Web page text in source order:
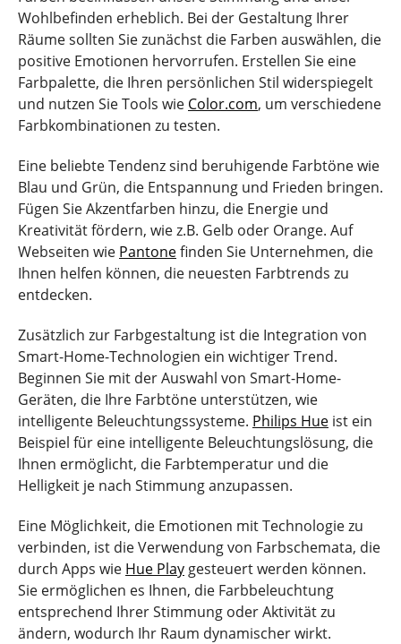
Wohlbefinden erheblich. Bei der Gestaltung Ihrer
Räume sollten Sie zunächst die Farben auswählen, die
positive Emotionen hervorrufen. Erstellen Sie eine
Farbpalette, die Ihren persönlichen Stil widerspiegelt
und nutzen Sie Tools wie Color.com, um verschiedene
Farbkombinationen zu testen.
Eine beliebte Tendenz sind beruhigende Farbtöne wie
Blau und Grün, die Entspannung und Frieden bringen.
Fügen Sie Akzentfarben hinzu, die Energie und
Kreativität fördern, wie z.B. Gelb oder Orange. Auf
Webseiten wie Pantonefinden Sie Unternehmen, die
Ihnen helfen können, die neuesten Farbtrends zu
entdecken.
Zusätzlich zur Farbgestaltung ist die Integration von
Smart-Home-Technologien ein wichtiger Trend.
Beginnen Sie mit der Auswahl von Smart-Home-
Geräten, die Ihre Farbtöne unterstützen, wie
intelligente Beleuchtungssysteme. Philips Hue ist ein
Beispiel für eine intelligente Beleuchtungslösung, die
Ihnen ermöglicht, die Farbtemperatur und die
Helligkeit je nach Stimmung anzupassen.
Eine Möglichkeit, die Emotionen mit Technologie zu
verbinden, ist die Verwendung von Farbschemata, die
durch Apps wie Hue Play gesteuert werden können.
Sie ermöglichen es Ihnen, die Farbbeleuchtung
entsprechend Ihrer Stimmung oder Aktivität zu
ändern, wodurch Ihr Raum dynamischer wirkt.